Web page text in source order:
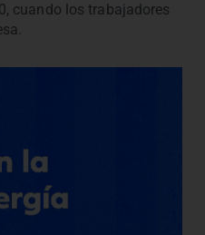
cuando los trabajadores